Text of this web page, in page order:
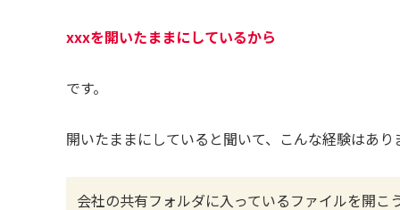
xxxを開いたままにしているから
です。
開いたままにしていると聞いて、こんな経験はあり
会社の共有フォルダに入っているファイルを開こ